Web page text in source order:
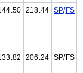
218.44 SP/FS
206.24 SP/FS